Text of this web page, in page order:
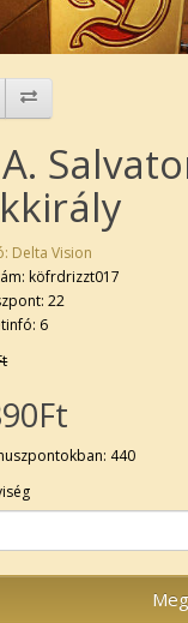
Delta Vision
köfrdrizzt017
22
6
440